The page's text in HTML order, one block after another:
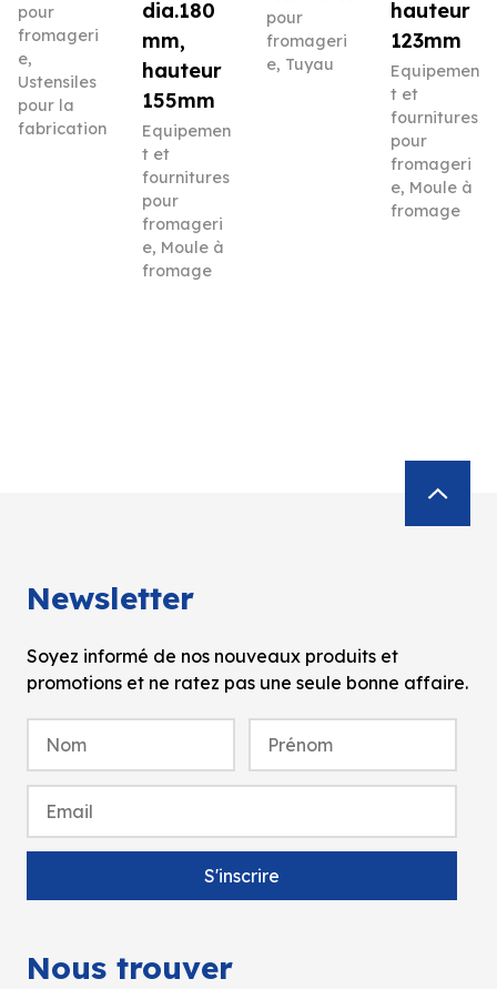
pour
fromageri
e,
Ustensiles
pour la
fabrication
dia.180
mm,
hauteur
155mm
Equipemen
t et
fournitures
pour
fromageri
e, Moule à
fromage
pour
fromageri
e, Tuyau
hauteur
123mm
Equipemen
t et
fournitures
pour
fromageri
e, Moule à
fromage
Newsletter
Soyez informé de nos nouveaux produits et
promotions et ne ratez pas une seule bonne affaire.
Nous trouver